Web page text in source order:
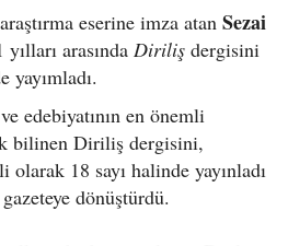
eserine imza atan Sezai
arasında Diriliş dergisini
yayımladı.
edebiyatının en önemli
bilinen Diriliş dergisini,
18 sayı halinde yayınladı
dönüştürdü.